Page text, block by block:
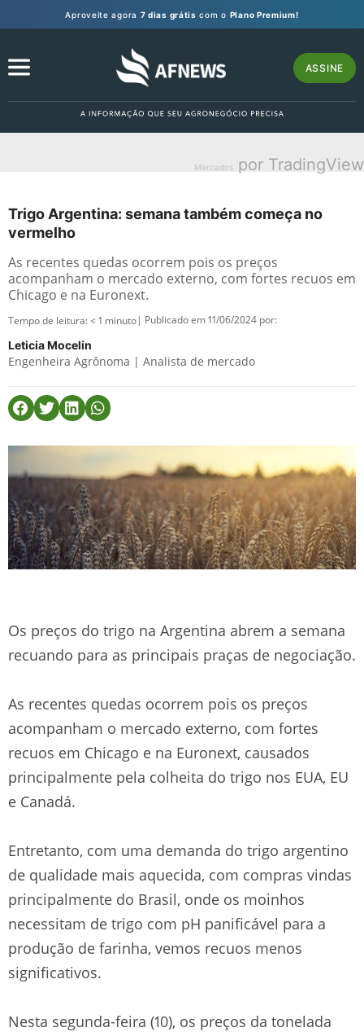
Aproveite agora 7 dias grátis com o Plano Premium!
ASSINE
Mercados por TradingView
Trigo Argentina: semana também começa no
vermelho
As recentes quedas ocorrem pois os preços
acompanham o mercado externo, com fortes recuos em
Chicago e na Euronext.
Tempo de leitura:< 1 minuto| Publicado em 11/06/2024 por:
Leticia Mocelin
Engenheira Agrônoma | Analista de mercado
Os preços do trigo na Argentina abrem a semana
recuando para as principais praças de negociação.
As recentes quedas ocorrem pois os preços
acompanham o mercado externo, com fortes
recuos em Chicago e na Euronext, causados
principalmente pela colheita do trigo nos EUA, EU
e Canadá.
Entretanto, com uma demanda do trigo argentino
de qualidade mais aquecida, com compras vindas
principalmente do Brasil, onde os moinhos
necessitam de trigo com pH panificável para a
produção de farinha, vemos recuos menos
significativos.
Nesta segunda-feira (10), os preços da tonelada